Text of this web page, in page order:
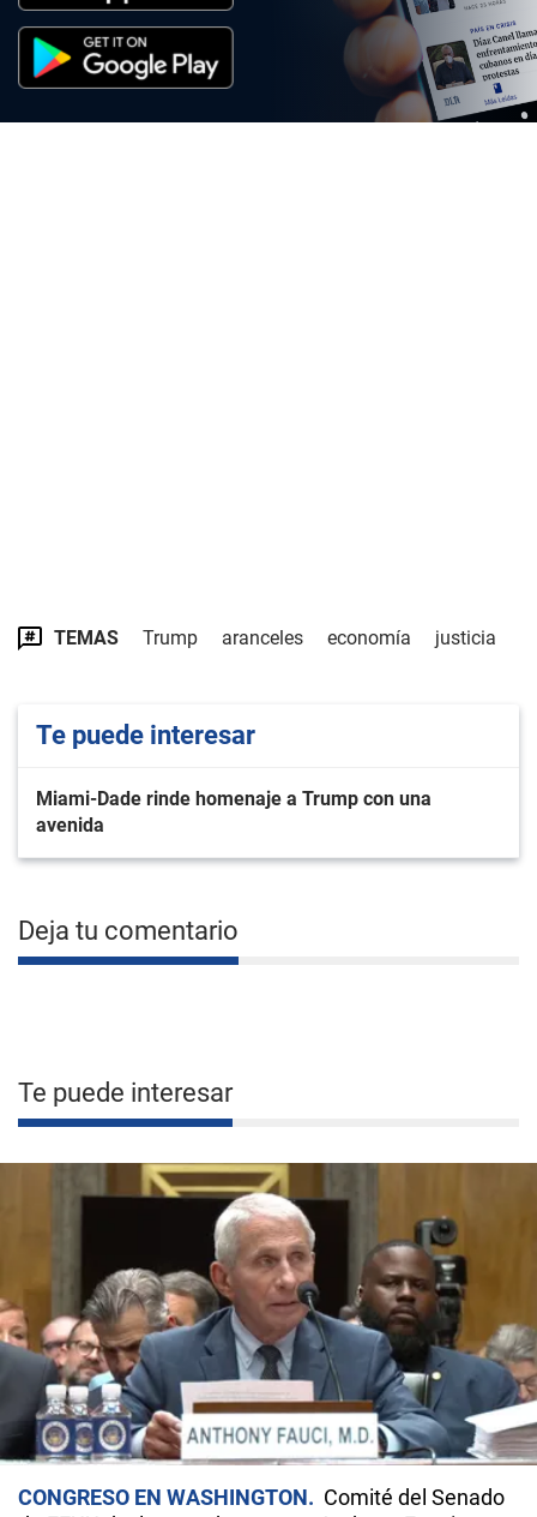
TEMAS Trump aranceles economía justicia
Te puede interesar
Miami-Dade rinde homenaje a Trump con una
avenida
Deja tu comentario
Te puede interesar
CONGRESO EN WASHINGTON
Comité del Senado